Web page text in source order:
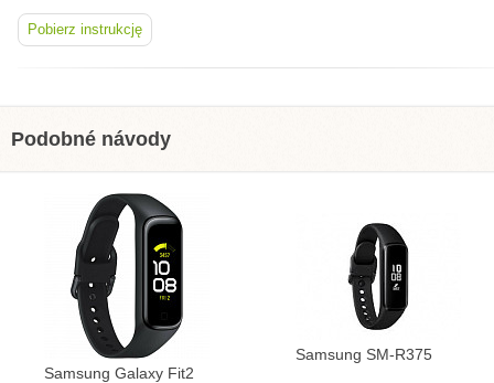
Pobierz instrukcję
Podobné návody
Samsung Galaxy Fit2
Samsung SM-R375